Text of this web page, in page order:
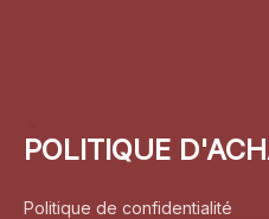
POLITIQUE
Politique de confidentialité